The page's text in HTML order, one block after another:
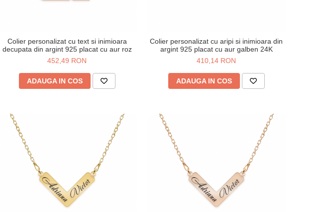
Colier personalizat cu text si inimioara
decupata din argint 925 placat cu aur roz
452,49 RON
ADAUGA IN COS
Colier personalizat cu aripi si inimioara din
argint 925 placat cu aur galben 24K
410,14 RON
ADAUGA IN COS